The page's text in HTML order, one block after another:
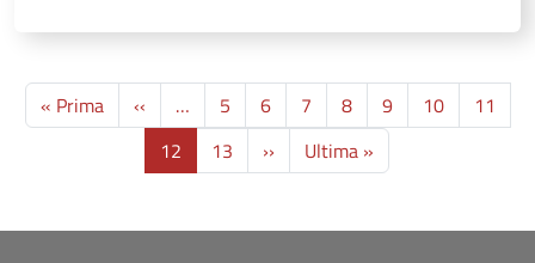
Paginazione
« PrimaPrima pagina
‹‹Pagina precedente
… 5 6 7 8 9 10
11
12
13 ›› Pagina successiva
Ultima »